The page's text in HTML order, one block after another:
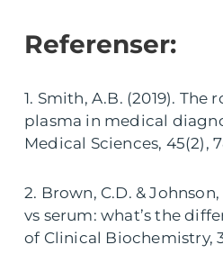
Referenser:
1. Smith, A.B. (2019). The
plasma in medical
Medical Sciences, 45(2),
2. Brown, C.D. &
vs serum: what’s the
of Clinical Biochemistry,